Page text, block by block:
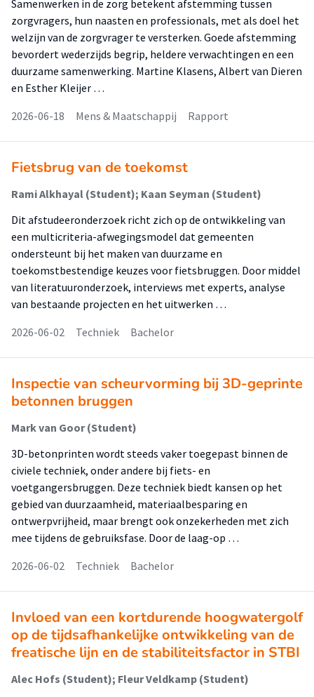
Samenwerken in de zorg betekent afstemming tussen
zorgvragers, hun naasten en professionals, met als doel het
welzijn van de zorgvrager te versterken. Goede afstemming
bevordert wederzijds begrip, heldere verwachtingen en een
duurzame samenwerking. Martine Klasens, Albert van Dieren
en Esther Kleijer …
2026-06-18
Mens & Maatschappij Rapport
Fietsbrug van de toekomst
Rami Alkhayal (Student); Kaan Seyman (Student)
Dit afstudeeronderzoek richt zich op de ontwikkeling van
een multicriteria-afwegingsmodel dat gemeenten
ondersteunt bij het maken van duurzame en
toekomstbestendige keuzes voor fietsbruggen. Door middel
van literatuuronderzoek, interviews met experts, analyse
van bestaande projecten en het uitwerken …
2026-06-02
Techniek Bachelor
Inspectie van scheurvorming bij 3D-geprinte
betonnen bruggen
Mark van Goor (Student)
3D-betonprinten wordt steeds vaker toegepast binnen de
civiele techniek, onder andere bij fiets- en
voetgangersbruggen. Deze techniek biedt kansen op het
gebied van duurzaamheid, materiaalbesparing en
ontwerpvrijheid, maar brengt ook onzekerheden met zich
mee tijdens de gebruiksfase. Door de laag-op …
2026-06-02
Techniek Bachelor
Invloed van een kortdurende hoogwatergolf
op de tijdsafhankelijke ontwikkeling van de
freatische lijn en de stabiliteitsfactor in STBI
Alec Hofs (Student); Fleur Veldkamp (Student)